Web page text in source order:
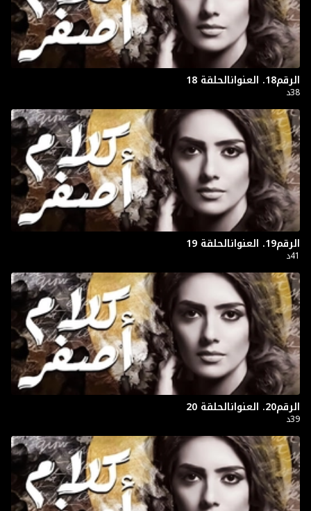
الرقم18. العنوانالحلقة 18
38د
الرقم19. العنوانالحلقة 19
41د
الرقم20. العنوانالحلقة 20
39د